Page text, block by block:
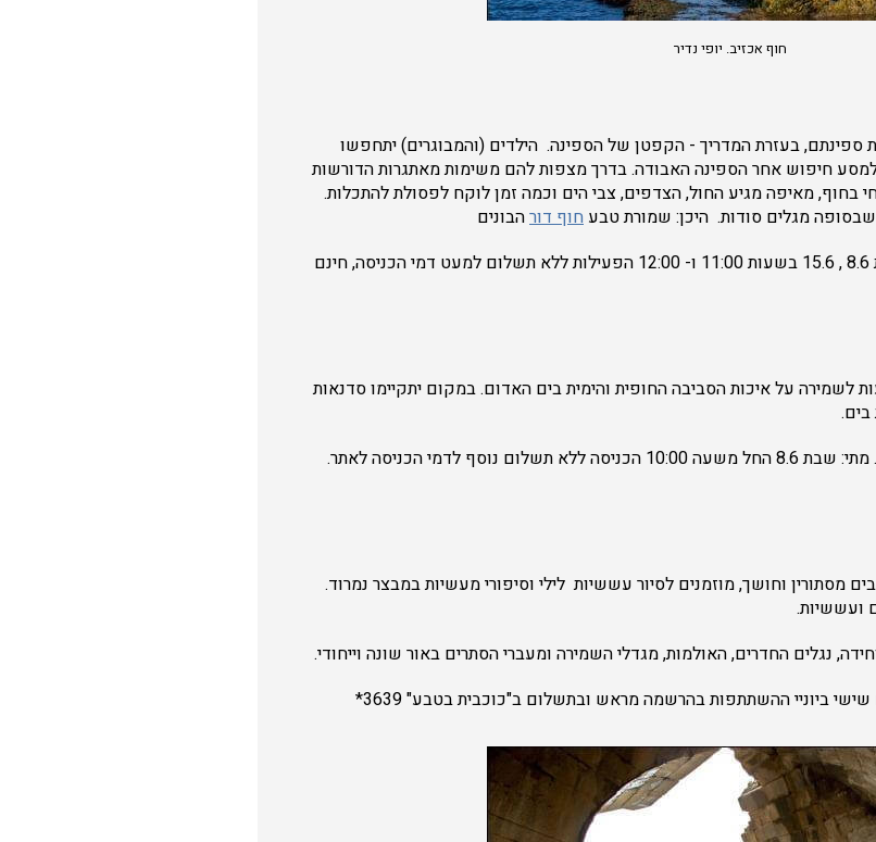
חוף אכזיב. יופי נדיר
בעזרת המדריך - הקפטן של הספינה. הילדים (והמבוגרים) יתחפשו
חיפוש אחר הספינה האבודה. בדרך מצפות להם משימות מאתגרות הדורשות
בחוף, מאיפה מגיע החול, הצדפים, צבי הים וכמה זמן לוקח לפסולת להתכלות.
מגלים סודות. היכן: שמורת טבע חוף דורהבונים
מתי: שישי, 14.6 בשעה 15:00 בימי שבת 8.6 , 15.6 בשעות 11:00 ו- 12:00 הפעילות ללא תשלום למעט דמי הכניסה, חינם
לשמירה על איכות הסביבה החופית והימית בים האדום. במקום יתקיימו סדנאות
בים.
. מתי: שבת 8.6 החל משעה 10:00 הכניסה ללא תשלום נוסף לדמי הכניסה לאתר.
וחושך, מוזמנים לסיור עששיות לילי וסיפורי מעשיות במבצר נמרוד.
ועששיות.
נגלים החדרים, האולמות, מגדלי השמירה ומעברי הסתרים באור שונה וייחודי.
ביוניי ההשתתפות בהרשמה מראש ובתשלום ב"כוכבית בטבע" 3639*